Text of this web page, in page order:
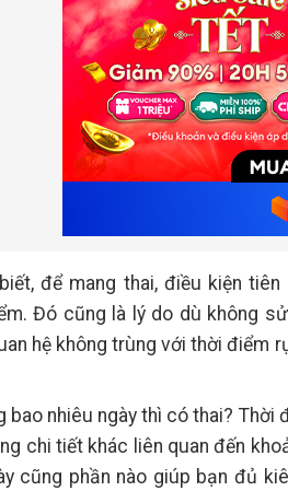
để mang thai, điều kiện
Đó cũng là lý do dù không
hệ không trùng với thời điểm
bao nhiêu ngày thì có thai? Thời
chi tiết khác liên quan đến
cũng phần nào giúp bạn đủ